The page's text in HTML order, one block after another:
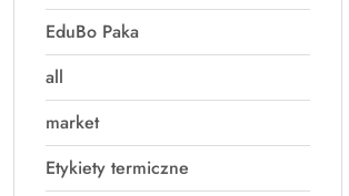
EduBo Paka
all
market
Etykiety termiczne